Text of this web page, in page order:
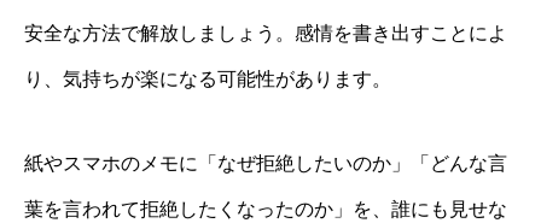
安全な方法で解放しましょう。感情を書き出すことによ
り、気持ちが楽になる可能性があります。
紙やスマホのメモに「なぜ拒絶したいのか」「どんな言
葉を言われて拒絶したくなったのか」を、誰にも見せな